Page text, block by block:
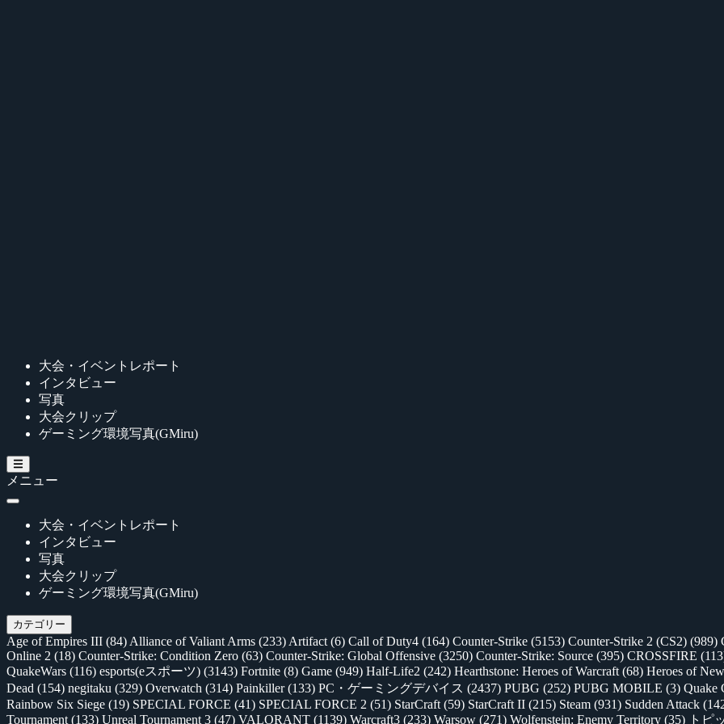
大会・イベントレポート
インタビュー
写真
大会クリップ
ゲーミング環境写真(GMiru)
メニュー
大会・イベントレポート
インタビュー
写真
大会クリップ
ゲーミング環境写真(GMiru)
カテゴリー
Age of Empires III (84) Alliance of Valiant Arms (233) Artifact (6) Call of Duty4 (164) Counter-Strike (5153) Counter-Strike 2 (CS2) (989)
Online 2 (18) Counter-Strike: Condition Zero (63) Counter-Strike: Global Offensive (3250) Counter-Strike: Source (395) CROSSFIRE
QuakeWars (116) esports(eスポーツ) (3143) Fortnite (8) Game (949) Half-Life2 (242) Hearthstone: Heroes of Warcraft (68) Heroes of
Dead (154) negitaku (329) Overwatch (314) Painkiller(133) PC・ゲーミングデバイス (2437) PUBG (252) PUBG MOBILE (3) Quake
Rainbow Six Siege (19) SPECIAL FORCE (41) SPECIAL FORCE 2 (51) StarCraft (59) StarCraft II (215) Steam (931) Sudden Attack
Tournament (133) Unreal Tournament 3 (47) VALORANT (1139) Warcraft3 (233) Warsow (271) Wolfenstein: Enemy Territory (35) トピ